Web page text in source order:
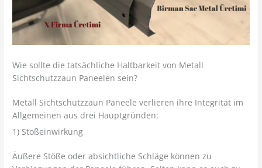
Wie sollte die tatsächliche Haltbarkeit von Metall
Sichtschutzzaun Paneelen sein?
Metall Sichtschutzzaun Paneele verlieren ihre Integrität im
Allgemeinen aus drei Hauptgründen:
1) Stoßeinwirkung
Äußere Stöße oder absichtliche Schläge können zu